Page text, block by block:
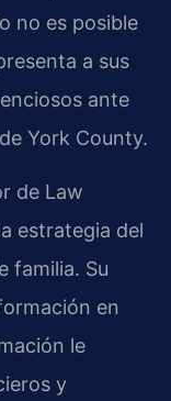
no es posible
a sus
ante
York County.
de Law
estrategia del
familia. Su
en
le
y